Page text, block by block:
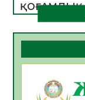
ҚОҒАМДЫҚ
ДАМУЫНЫҢ
06.08.2026
ҚҰРЫЛТАЙ
БАСТАР
06.08.2026